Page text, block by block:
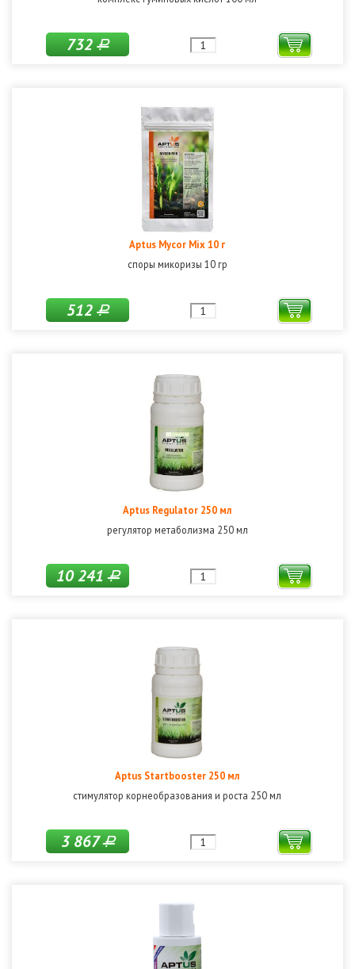
732Р
Aptus Mycor Mix 10 г
споры микоризы 10 гр
512Р
Aptus Regulator 250 мл
регулятор метаболизма 250 мл
10 241Р
Aptus Startbooster 250 мл
стимулятор корнеобразования и роста 250 мл
3 867Р